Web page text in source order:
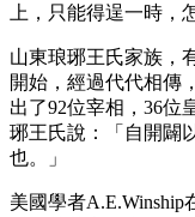
上，只能得逞一時，
山東琅琊王氏家族，
開始，經過代代相傳
出了92位宰相，36位
琊王氏說：「自開闢
也。」
美國學者A.E.Winship